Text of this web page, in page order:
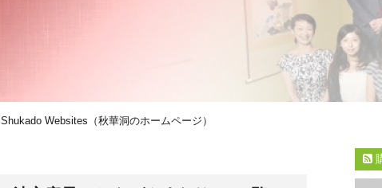
Shukado Websites（秋華洞のホームページ）